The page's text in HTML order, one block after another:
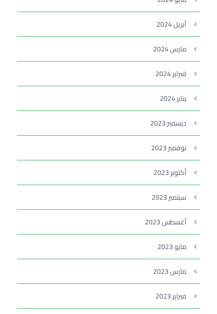
أبريل 2024
مارس 2024
فبراير 2024
يناير 2024
ديسمبر 2023
نوفمبر 2023
أكتوبر 2023
سبتمبر 2023
أغسطس 2023
مايو 2023
مارس 2023
فبراير 2023